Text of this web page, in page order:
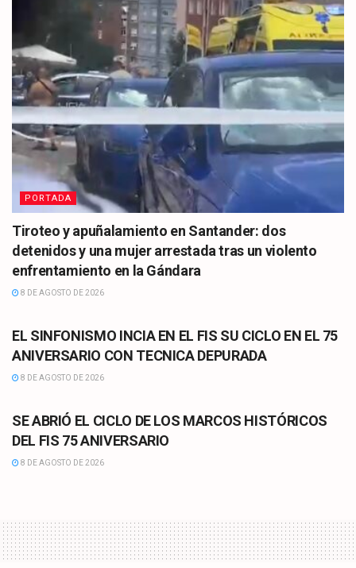
PORTADA
Tiroteo y apuñalamiento en Santander: dos
detenidos y una mujer arrestada tras un violento
enfrentamiento en la Gándara
8 DE AGOSTO DE 2026
EL SINFONISMO INCIA EN EL FIS SU CICLO EN EL 75
ANIVERSARIO CON TECNICA DEPURADA
8 DE AGOSTO DE 2026
SE ABRIÓ EL CICLO DE LOS MARCOS HISTÓRICOS
DEL FIS 75 ANIVERSARIO
8 DE AGOSTO DE 2026